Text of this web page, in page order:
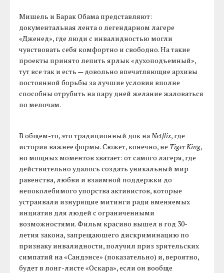
Мишель и Барак Обама представляют:
документальная лента о легендарном лагере
«Дженед», где люди с инвалидностью могли
чувствовать себя комфортно и свободно. На такие
проекты принято лепить ярлык «духоподъемный»,
тут все так и есть — довольно впечатляющие архивы
постоянной борьбы за лучшие условия вполне
способны отрубить на пару дней желание жаловаться
по мелочам.
В общем-то, это традиционный док наNetflix, где
история важнее формы. Сюжет, конечно, не Tiger King,
но мощных моментов хватает: от самого лагеря, где
действительно удалось создать уникальный мир
равенства, любви и взаимной поддержки до
непоколебимого упорства активистов, которые
устраивали изнурящие митинги ради вменяемых
инциатив для людей с ограниченными
возможностями. Фильм красиво вышел в год 30-
летия закона, запрещаюшего дискриминацию по
признаку инвалидности, получил приз зрительских
симпатий на «Сандэнсе» (показательно) и, вероятно,
будет в лонг-листе «Оскара», если он вообще